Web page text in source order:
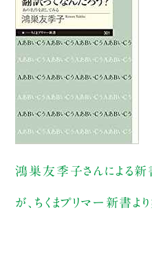
鴻巣友季子さんによる新
が、ちくまプリマー新書よ